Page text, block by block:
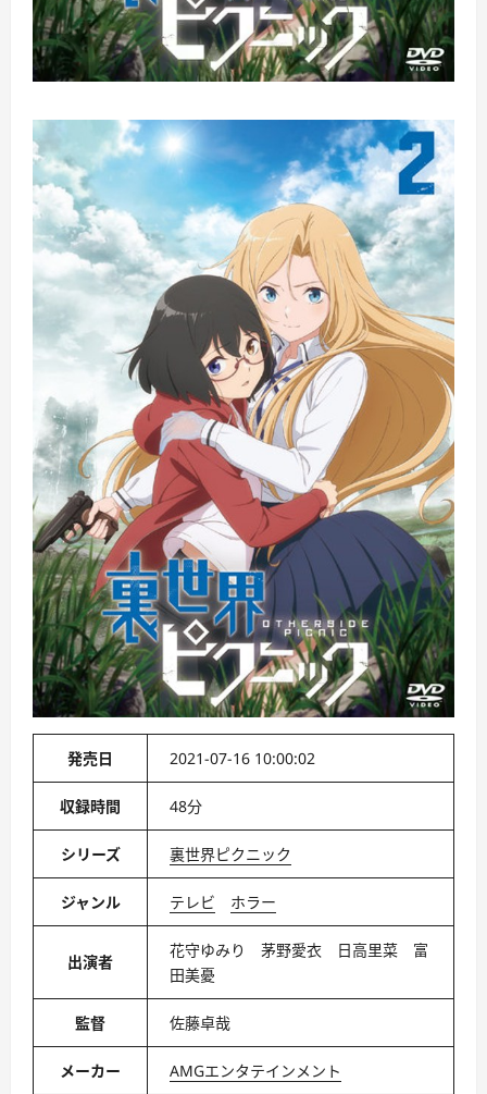
発売日 2021-07-16 10:00:02
収録時間 48分
シリーズ 裏世界ピクニック
ジャンル テレビ ホラー
出演者
花守ゆみり 茅野愛衣 日高里菜 富
田美憂
監督 佐藤卓哉
メーカー AMGエンタテインメント